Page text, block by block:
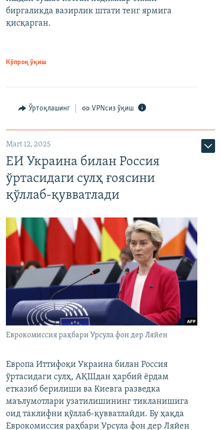
биргаликда вазирлик штати тенг ярмига
қисқарган.
Кўпроқ ўқиш
Ўртоқлашинг VPNсиз ўқиш
Mart 12, 2025
ЕИ Украина билан Россия
ўртасидаги сулҳ ғоясини
қўллаб-қувватлади
Еврокомиссия раҳбари Урсула фон дер Ляйен
Европа Иттифоқи Украина билан Россия
ўртасидаги сулҳ, АҚШдан ҳарбий ёрдам
етказиб берилиши ва Киевга разведка
маълумотлари узатилишининг тикланишига
оид таклифни қўллаб-қувватлайди. Бу ҳақда
Еврокомиссия раҳбари Урсула фон дер Ляйен